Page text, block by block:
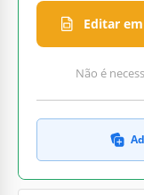
Editar
Não é